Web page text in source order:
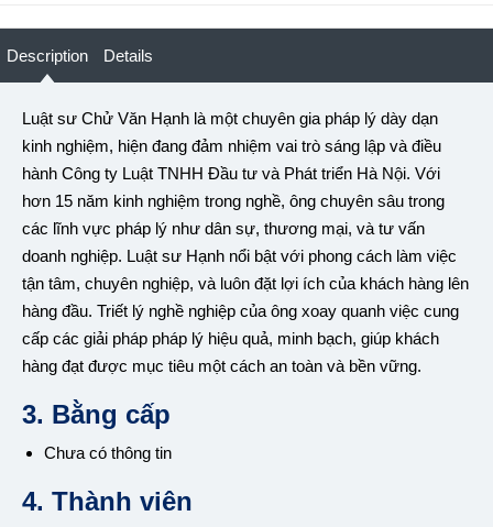
Description Details
Luật sư Chử Văn Hạnh là một chuyên gia pháp lý dày dạn
kinh nghiệm, hiện đang đảm nhiệm vai trò sáng lập và điều
hành Công ty Luật TNHH Đầu tư và Phát triển Hà Nội. Với
hơn 15 năm kinh nghiệm trong nghề, ông chuyên sâu trong
các lĩnh vực pháp lý như dân sự, thương mại, và tư vấn
doanh nghiệp. Luật sư Hạnh nổi bật với phong cách làm việc
tận tâm, chuyên nghiệp, và luôn đặt lợi ích của khách hàng lên
hàng đầu. Triết lý nghề nghiệp của ông xoay quanh việc cung
cấp các giải pháp pháp lý hiệu quả, minh bạch, giúp khách
hàng đạt được mục tiêu một cách an toàn và bền vững.
3. Bằng cấp
Chưa có thông tin
4. Thành viên